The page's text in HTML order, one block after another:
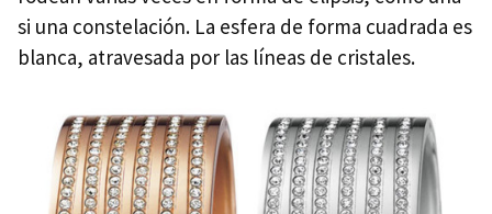
si una constelación. La esfera de forma cuadrada es
blanca, atravesada por las líneas de cristales.